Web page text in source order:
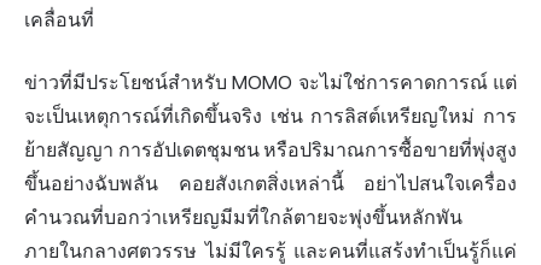
เคลื่อนที่
ข่าวที่มีประโยชน์สำหรับ MOMO จะไม่ใช่การคาดการณ์ แต่
จะเป็นเหตุการณ์ที่เกิดขึ้นจริง เช่น การลิสต์เหรียญใหม่ การ
ย้ายสัญญา การอัปเดตชุมชน หรือปริมาณการซื้อขายที่พุ่งสูง
ขึ้นอย่างฉับพลัน คอยสังเกตสิ่งเหล่านี้ อย่าไปสนใจเครื่อง
คำนวณที่บอกว่าเหรียญมีมที่ใกล้ตายจะพุ่งขึ้นหลักพัน
ภายในกลางศตวรรษ ไม่มีใครรู้ และคนที่แสร้งทำเป็นรู้ก็แค่